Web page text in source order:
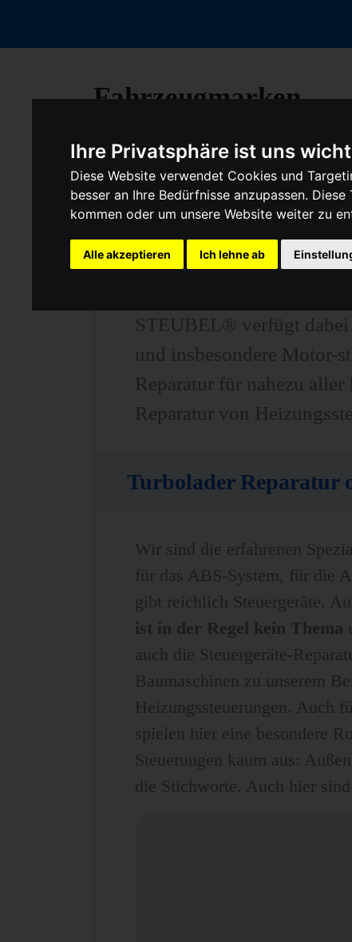
Ihre Privatsphäre ist uns
Diese Website verwendet Cookies und
besser an Ihre Bedürfnisse anzupassen.
kommen oder um unsere Website weiter zu
Alle akzeptieren Ich lehne ab
Fahrzeugmarken
Baumaschine
Unser Betrieb steht für
STEUBEL® verfügt dabei
und insbesondere Motor-
Reparatur für nahezu
Reparatur von
Turbolader Reparatur
Wir sind die erfahrenen
für das ABS-System, für die
gibt reichlich Steuergeräte.
ist in der Regel kein Thema
auch die Steuergeräte-
Baumaschinen zu unserem
Heizungssteuerungen. Auch
spielen hier eine besondere
Steuerungen kaum aus:
die Stichworte. Auch hier